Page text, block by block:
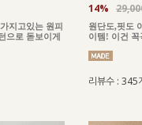
지고있는 원피
으로 돋보이게
14%
원단도,핏도
이템! 이건
리뷰수 : 345